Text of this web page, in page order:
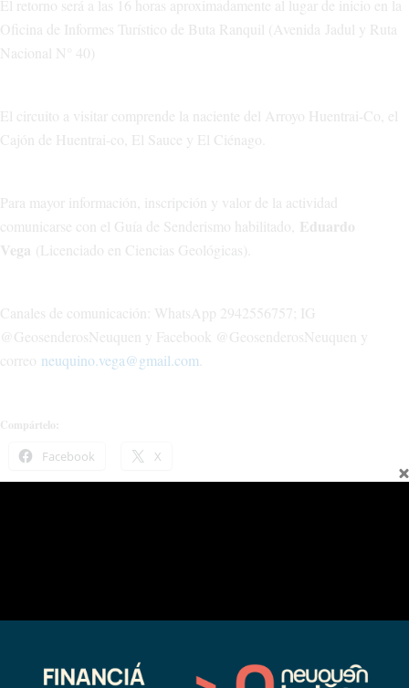
El retorno será a las 16 horas aproximadamente al lugar de inicio en la
Oficina de Informes Turístico de Buta Ranquil (Avenida Jadul y Ruta
Nacional N° 40)
El circuito a visitar comprende la naciente del Arroyo Huentrai-Co, el
Cajón de Huentrai-co, El Sauce y El Ciénago.
Para mayor información, inscripción y valor de la actividad
comunicarse con el Guía de Senderismo habilitado, Eduardo
Vega (Licenciado en Ciencias Geológicas).
Canales de comunicación: WhatsApp 2942556757; IG
@GeosenderosNeuquen y Facebook @GeosenderosNeuquen y
correo neuquino.vega@gmail.com
Compártelo:
Facebook X
02/09/2026
En "Sin categoría"
Hallan fósiles de un reptil marino y